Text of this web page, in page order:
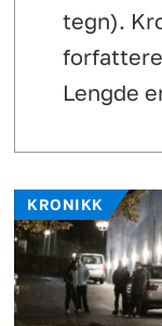
tegn).
Lengde
KRONIKK